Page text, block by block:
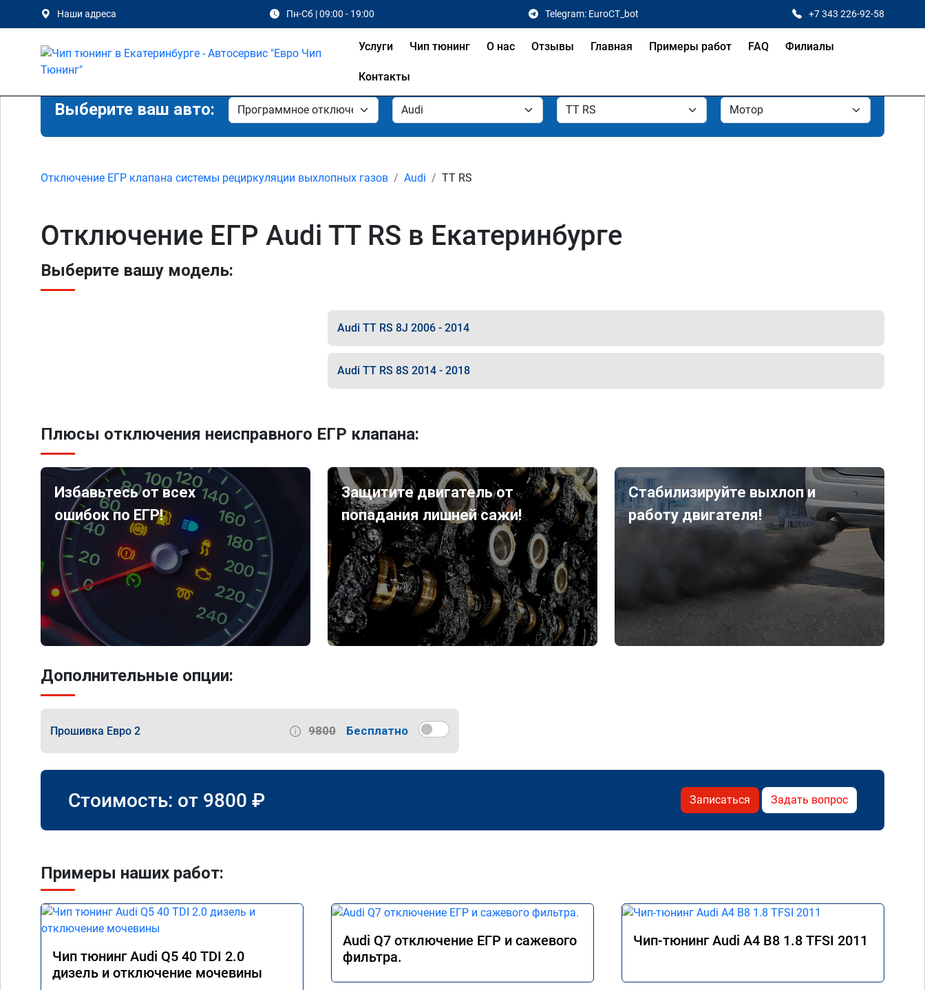
Наши адреса Пн-Сб | 09:00 - 19:00 Telegram: EuroCT_bot +7 343 226-92-58
Услуги Чип тюнинг О нас Отзывы Главная Примеры работ FAQ Филиалы
Контакты
Выберите ваш авто:
Отключение ЕГР клапана системы рециркуляции выхлопных газов Audi TT RS
Отключение ЕГР Audi TT RS в Екатеринбурге
Выберите вашу модель:
Audi TT RS 8J 2006 - 2014
Audi TT RS 8S 2014 - 2018
Плюсы отключения неисправного ЕГР клапана:
Избавьтесь от всех
ошибок по ЕГР!
Защитите двигатель от
попадания лишней сажи!
Стабилизируйте выхлоп и
работу двигателя!
Дополнительные опции:
Прошивка Евро 2 9800 Бесплатно
Стоимость: от 9800 ₽ Записаться Задать вопрос
Примеры наших работ:
Чип тюнинг Audi Q5 40 TDI 2.0
дизель и отключение мочевины
Audi Q7 отключение ЕГР и сажевого
фильтра.
Чип-тюнинг Audi A4 B8 1.8 TFSI 2011